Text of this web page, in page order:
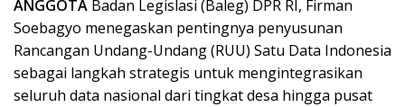
ANGGOTA Badan Legislasi (Baleg) DPR RI, Firman
Soebagyo menegaskan pentingnya penyusunan
Rancangan Undang-Undang (RUU) Satu Data Indonesia
sebagai langkah strategis untuk mengintegrasikan
seluruh data nasional dari tingkat desa hingga pusat